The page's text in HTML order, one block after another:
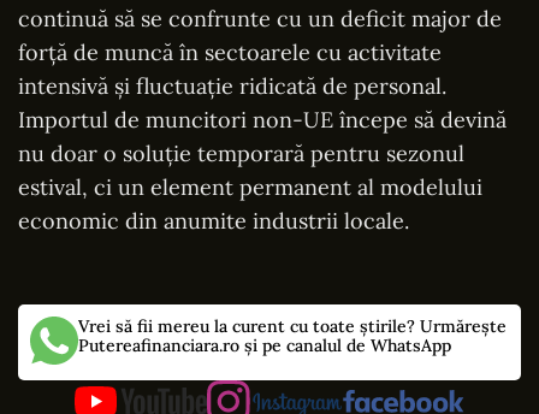
continuă să se confrunte cu un deficit major de
forță de muncă în sectoarele cu activitate
intensivă și fluctuație ridicată de personal.
Importul de muncitori non-UE începe să devină
nu doar o soluție temporară pentru sezonul
estival, ci un element permanent al modelului
economic din anumite industrii locale.
Vrei să fii mereu la curent cu toate știrile? Urmărește
Putereafinanciara.ro și pe canalul de WhatsApp